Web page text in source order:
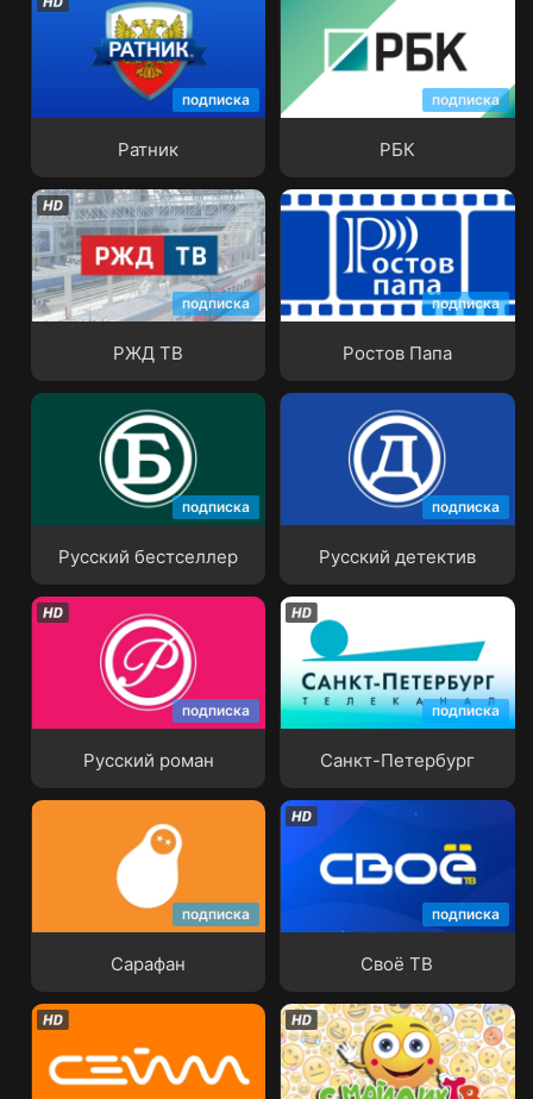
подписка
Ратник
подписка
РБК
РБК
подписка
РЖД ТВ
РЖД ТВ
подписка
Ростов Папа
Ростов Папа
подписка
Русский бестселлер
Русский бестселлер
подписка
Русский детектив
Русский детектив
подписка
Русский роман
Русский роман
подписка
Санкт-Петербург
Санкт-Петербург
подписка
Сарафан
подписка
Своё ТВ